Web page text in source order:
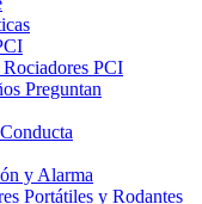
PCI
Preguntan
y Alarma
Portátiles y Rodantes